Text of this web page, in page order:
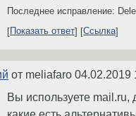
Последнее исправление:
Показать ответ
Ссылка
от meliafaro 04.02.2019
Вы используете mail.ru,